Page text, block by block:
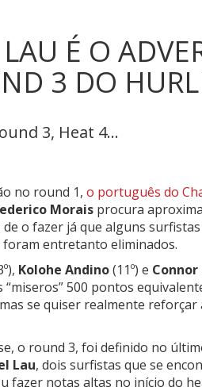
É O
3 DO
3, Heat 4...
no round 1, o português do
Morais procura
o fazer já que alguns
foram entretanto eliminados.
Kolohe Andino(11º) e Connor
500 pontos
se quiser realmente
o round 3, foi definido no
Lau, dois surfistas que se
fazer notas altas no início do